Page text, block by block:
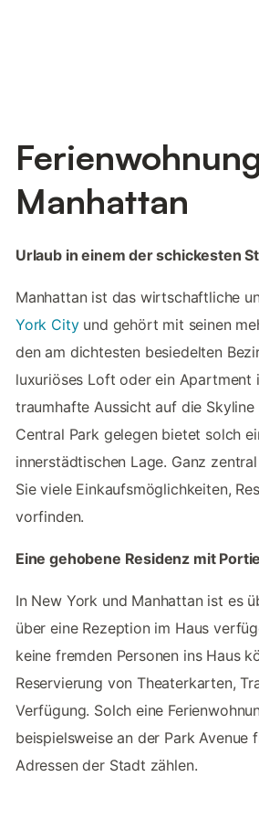
Manhattan
Urlaub in einem der schickesten
Manhattan ist das wirtschaftliche
York Cityund gehört mit seinen
den am dichtesten besiedelten
luxuriöses Loft oder ein Apartment
traumhafte Aussicht auf die
Central Park gelegen bietet solch
innerstädtischen Lage. Ganz
Sie viele Einkaufsmöglichkeiten,
vorfinden.
Eine gehobene Residenz mit
In New York und Manhattan ist es
über eine Rezeption im Haus
keine fremden Personen ins Haus
Reservierung von Theaterkarten,
Verfügung. Solch eine
beispielsweise an der Park Avenue
Adressen der Stadt zählen.